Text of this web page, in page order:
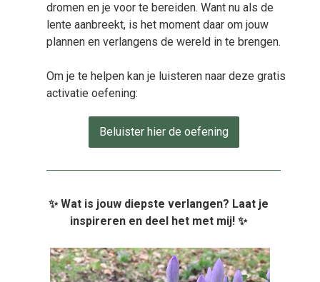
dromen en je voor te bereiden. Want nu als de
lente aanbreekt, is het moment daar om jouw
plannen en verlangens de wereld in te brengen.
Om je te helpen kan je luisteren naar deze gratis
activatie oefening:
Beluister hier de oefening
✨Wat is jouw diepste verlangen? Laat je
inspireren en deel het met mij! ✨